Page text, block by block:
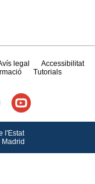
legal
Accessibilitat
Tutorials
l'Estat